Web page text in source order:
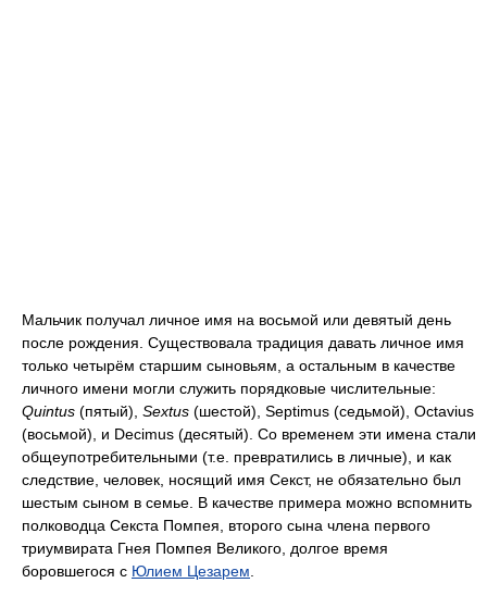
Мальчик получал личное имя на восьмой или девятый день
после рождения. Существовала традиция давать личное имя
только четырём старшим сыновьям, а остальным в качестве
личного имени могли служить порядковые числительные:
Quintus (пятый), Sextus (шестой), Septimus (седьмой), Octavius
(восьмой), и Decimus (десятый). Со временем эти имена стали
общеупотребительными (т.е. превратились в личные), и как
следствие, человек, носящий имя Секст, не обязательно был
шестым сыном в семье. В качестве примера можно вспомнить
полководца Секста Помпея, второго сына члена первого
триумвирата Гнея Помпея Великого, долгое время
боровшегося с Юлием Цезарем